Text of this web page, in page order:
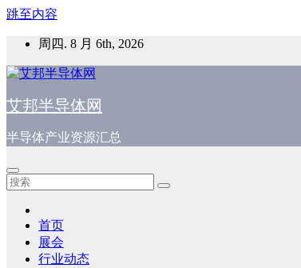
跳至内容
周四. 8 月 6th, 2026
艾邦半导体网
半导体产业资源汇总
首页
展会
行业动态